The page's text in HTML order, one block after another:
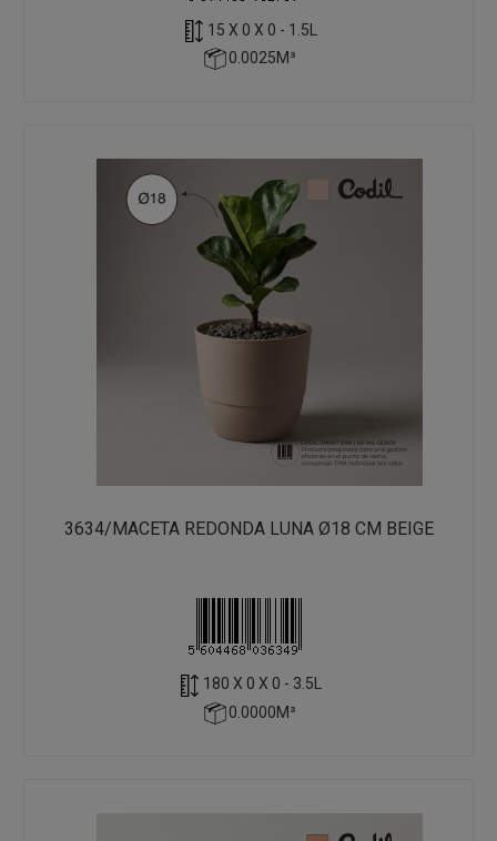
15 X 0 X 0 - 1.5L
0.0025M³
3634/MACETA REDONDA LUNA Ø18 CM BEIGE
180 X 0 X 0 - 3.5L
0.0000M³